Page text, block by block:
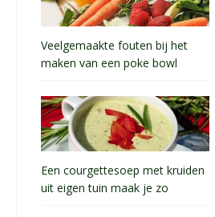
Veelgemaakte fouten bij het
maken van een poke bowl
Een courgettesoep met kruiden
uit eigen tuin maak je zo